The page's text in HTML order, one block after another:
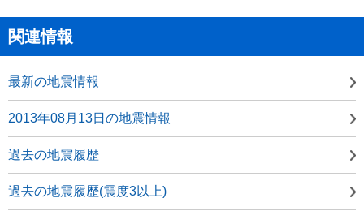
関連情報
最新の地震情報
2013年08月13日の地震情報
過去の地震履歴
過去の地震履歴(震度3以上)